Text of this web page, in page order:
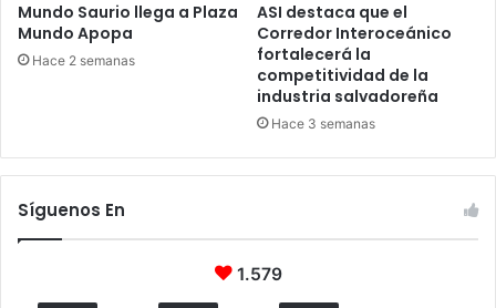
Mundo Saurio llega a Plaza
Mundo Apopa
Hace 2 semanas
ASI destaca que el
Corredor Interoceánico
fortalecerá la
competitividad de la
industria salvadoreña
Hace 3 semanas
Síguenos En
1.579